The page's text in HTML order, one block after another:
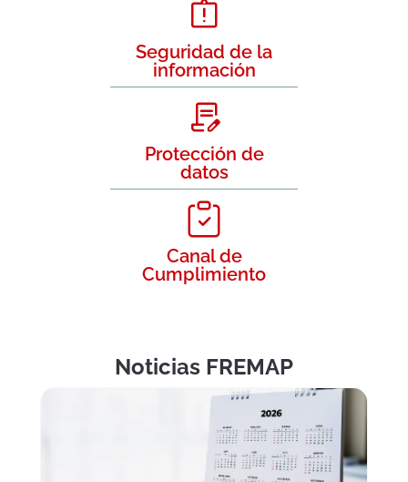
Seguridad de la
información
Protección de
datos
Canal de
Cumplimiento
Noticias FREMAP